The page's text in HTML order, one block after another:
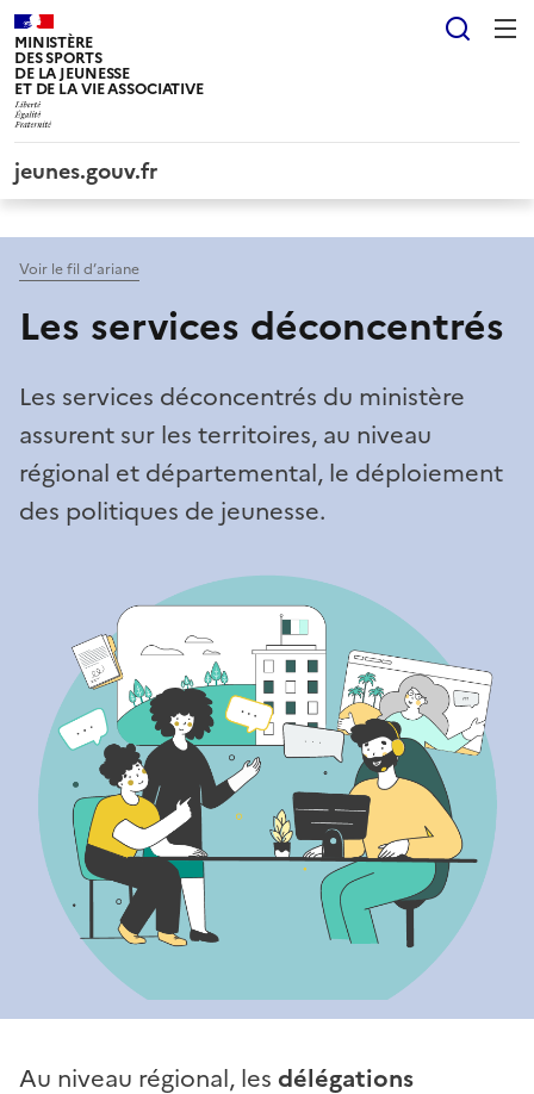
MINISTÈRE
DES SPORTS
DE LA JEUNESSE
ET DE LA VIE ASSOCIATIVE
jeunes.gouv.fr
Voir le fil d’ariane
Les services déconcentrés
Les services déconcentrés du ministère
assurent sur les territoires, au niveau
régional et départemental, le déploiement
des politiques de jeunesse.
Au niveau régional, les délégations
Panneau de gestion des cookies tarteaucitron